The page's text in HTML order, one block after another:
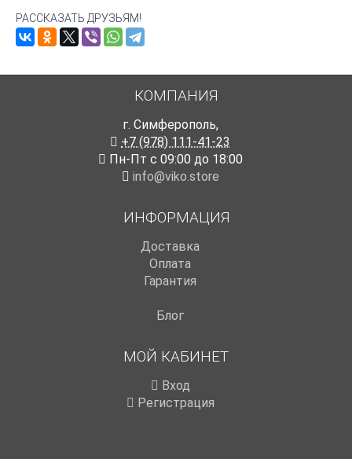
РАССКАЗАТЬ ДРУЗЬЯМ!
КОМПАНИЯ
г. Симферополь,
+7 (978) 111-41-23
Пн-Пт с 09:00 до 18:00
info@viko.store
ИНФОРМАЦИЯ
Доставка
Оплата
Гарантия
Блог
МОЙ КАБИНЕТ
Вход
Регистрация